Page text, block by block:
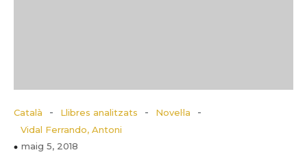
Català - Llibres analitzats - Novel·la -
Vidal Ferrando, Antoni
maig 5, 2018